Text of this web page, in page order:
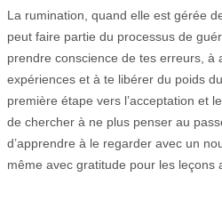
La rumination, quand elle est gérée
peut faire partie du processus de
prendre conscience de tes erreurs, à
expériences et à te libérer du poids
première étape vers l’acceptation et
de chercher à ne plus penser au
d’apprendre à le regarder avec un
même avec gratitude pour les leçons